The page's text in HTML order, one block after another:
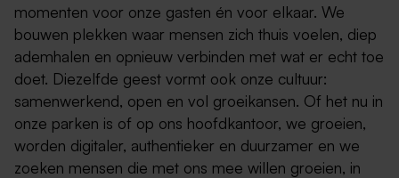
momenten voor onze gasten én voor elkaar. We
bouwen plekken waar mensen zich thuis voelen, diep
ademhalen en opnieuw verbinden met wat er echt toe
doet. Diezelfde geest vormt ook onze cultuur:
samenwerkend, open en vol groeikansen. Of het nu in
onze parken is of op ons hoofdkantoor, we groeien,
worden digitaler, authentieker en duurzamer en we
zoeken mensen die met ons mee willen groeien, in